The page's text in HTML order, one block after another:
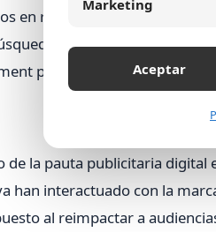
en redes sociales.
previo.
de la pauta publicitaria
han interactuado con la
al reimpactar a
Marketing
Aceptar